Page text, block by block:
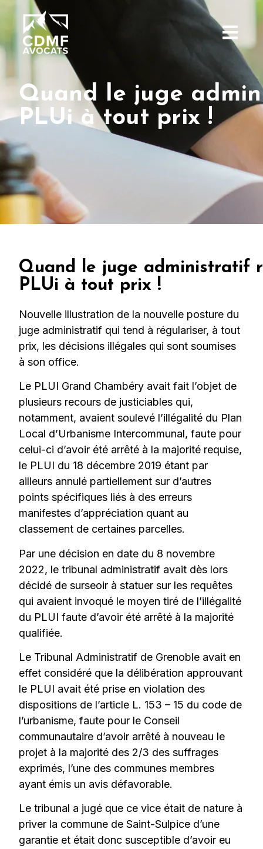
Quand le juge
PLUi à tout prix !
Quand le juge administratif
PLUi à tout prix !
Nouvelle illustration de la nouvelle posture du
juge administratif qui tend à régulariser, à tout
prix, les décisions illégales qui sont soumises
à son office.
Le PLUI Grand Chambéry avait fait l’objet de
plusieurs recours de justiciables qui,
notamment, avaient soulevé l’illégalité du Plan
Local d’Urbanisme Intercommunal, faute pour
celui-ci d’avoir été arrêté à la majorité requise,
le PLUI du 18 décembre 2019 étant par
ailleurs annulé partiellement sur d’autres
points spécifiques liés à des erreurs
manifestes d’appréciation quant au
classement de certaines parcelles.
Par une décision en date du 8 novembre
2022, le tribunal administratif avait dès lors
décidé de surseoir à statuer sur les requêtes
qui avaient invoqué le moyen tiré de l’illégalité
du PLUI faute d’avoir été arrêté à la majorité
qualifiée.
Le Tribunal Administratif de Grenoble avait en
effet considéré que la délibération approuvant
le PLUI avait été prise en violation des
dispositions de l’article L. 153 – 15 du code de
l’urbanisme, faute pour le Conseil
communautaire d’avoir arrêté à nouveau le
projet à la majorité des 2/3 des suffrages
exprimés, l’une des communes membres
ayant émis un avis défavorable.
Le tribunal a jugé que ce vice était de nature à
priver la commune de Saint-Sulpice d’une
garantie et était donc susceptible d’avoir eu